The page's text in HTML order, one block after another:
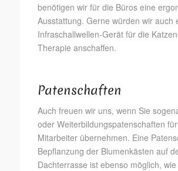
benötigen wir für die Büros eine
Ausstattung. Gerne würden wir auch
Infraschallwellen-Gerät für die
Therapie anschaffen.
Patenschaften
Auch freuen wir uns, wenn Sie
oder Weiterbildungspatenschaften
Mitarbeiter übernehmen. Eine
Bepflanzung der Blumenkästen auf
Dachterrasse ist ebenso möglich,